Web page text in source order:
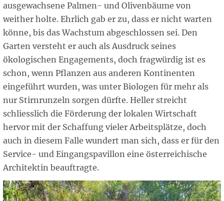
ausgewachsene Palmen- und Olivenbäume von
weither holte. Ehrlich gab er zu, dass er nicht warten
könne, bis das Wachstum abgeschlossen sei. Den
Garten versteht er auch als Ausdruck seines
ökologischen Engagements, doch fragwürdig ist es
schon, wenn Pflanzen aus anderen Kontinenten
eingeführt wurden, was unter Biologen für mehr als
nur Stirnrunzeln sorgen dürfte. Heller streicht
schliesslich die Förderung der lokalen Wirtschaft
hervor mit der Schaffung vieler Arbeitsplätze, doch
auch in diesem Falle wundert man sich, dass er für den
Service- und Eingangspavillon eine österreichische
Architektin beauftragte.